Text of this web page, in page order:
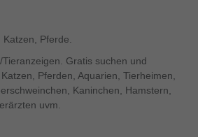
Pferde.
Gratis suchen und
Pferden, Aquarien, Tierheimen,
Kaninchen, Hamstern,
uvm.